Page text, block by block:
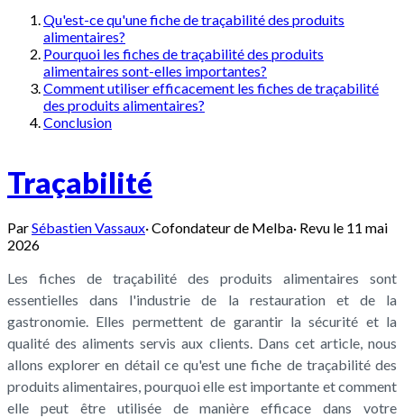
Qu'est-ce qu'une fiche de traçabilité des produits
alimentaires?
Pourquoi les fiches de traçabilité des produits
alimentaires sont-elles importantes?
Comment utiliser efficacement les fiches de traçabilité
des produits alimentaires?
Conclusion
Traçabilité
ParSébastien Vassaux·Cofondateur de Melba· Revu le 11 mai
2026
Les fiches de traçabilité des produits alimentaires sont
essentielles dans l'industrie de la restauration et de la
gastronomie. Elles permettent de garantir la sécurité et la
qualité des aliments servis aux clients. Dans cet article, nous
allons explorer en détail ce qu'est une fiche de traçabilité des
produits alimentaires, pourquoi elle est importante et comment
elle peut être utilisée de manière efficace dans votre